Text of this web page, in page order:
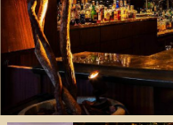
ご利用の流れ
よくある質問
ホテル・宿泊業界情報